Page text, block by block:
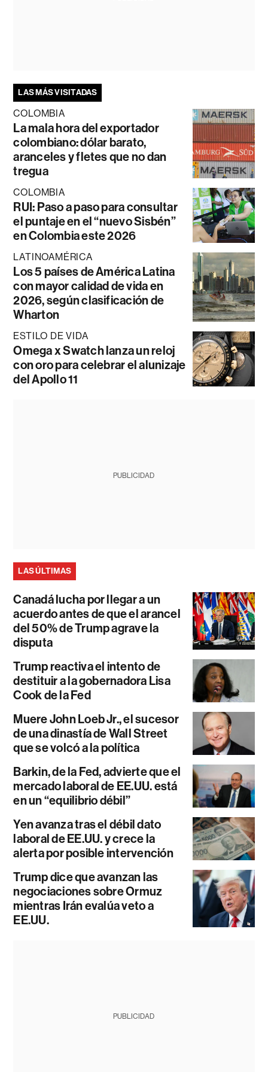
LAS MÁS VISITADAS
COLOMBIA
La mala hora del exportador
colombiano: dólar barato,
aranceles y fletes que no dan
tregua
COLOMBIA
RUI: Paso a paso para consultar
el puntaje en el “nuevo Sisbén”
en Colombia este 2026
LATINOAMÉRICA
Los 5 países de América Latina
con mayor calidad de vida en
2026, según clasificación de
Wharton
ESTILO DE VIDA
Omega x Swatch lanza un reloj
con oro para celebrar el alunizaje
del Apollo 11
PUBLICIDAD
LAS ÚLTIMAS
Canadá lucha por llegar a un
acuerdo antes de que el arancel
del 50% de Trump agrave la
disputa
Trump reactiva el intento de
destituir a la gobernadora Lisa
Cook de la Fed
Muere John Loeb Jr., el sucesor
de una dinastía de Wall Street
que se volcó a la política
Barkin, de la Fed, advierte que el
mercado laboral de EE.UU. está
en un “equilibrio débil”
Yen avanza tras el débil dato
laboral de EE.UU. y crece la
alerta por posible intervención
Trump dice que avanzan las
negociaciones sobre Ormuz
mientras Irán evalúa veto a
EE.UU.
PUBLICIDAD